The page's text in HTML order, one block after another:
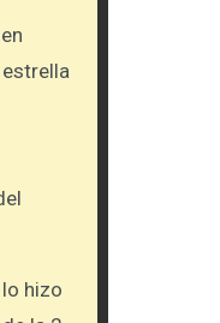
estrella
hizo